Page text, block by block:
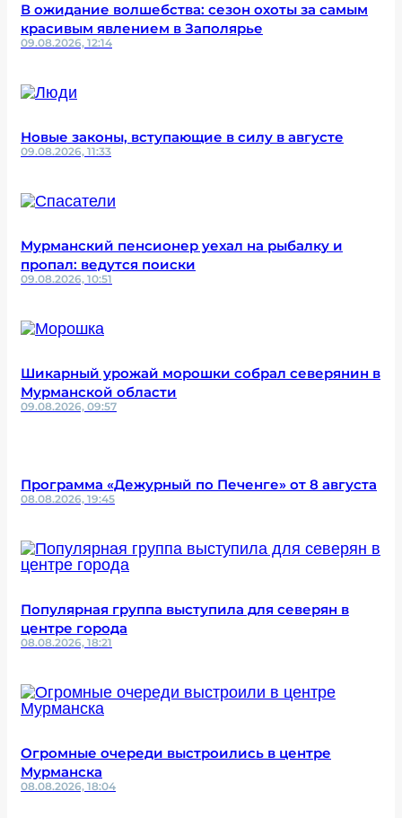
В ожидание волшебства: сезон охоты за самым
красивым явлением в Заполярье
09.08.2026, 12:14
Новые законы, вступающие в силу в августе
09.08.2026, 11:33
Мурманский пенсионер уехал на рыбалку и
пропал: ведутся поиски
09.08.2026, 10:51
Шикарный урожай морошки собрал северянин в
Мурманской области
09.08.2026, 09:57
Программа «Дежурный по Печенге» от 8 августа
08.08.2026, 19:45
Популярная группа выступила для северян в
центре города
08.08.2026, 18:21
Огромные очереди выстроились в центре
Мурманска
08.08.2026, 18:04